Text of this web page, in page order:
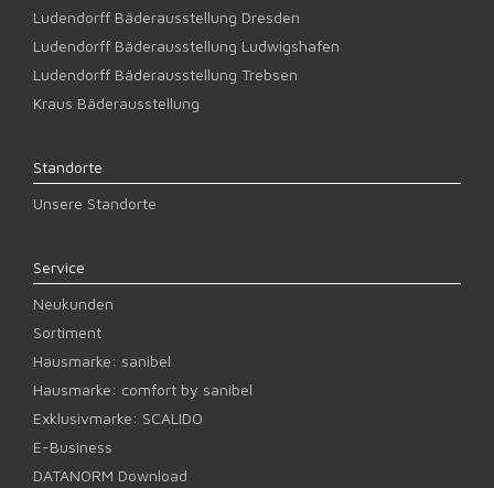
Ludendorff Bäderausstellung Dresden
Ludendorff Bäderausstellung Ludwigshafen
Ludendorff Bäderausstellung Trebsen
Kraus Bäderausstellung
Standorte
Unsere Standorte
Service
Neukunden
Sortiment
Hausmarke: sanibel
Hausmarke: comfort by sanibel
Exklusivmarke: SCALIDO
E-Business
DATANORM Download